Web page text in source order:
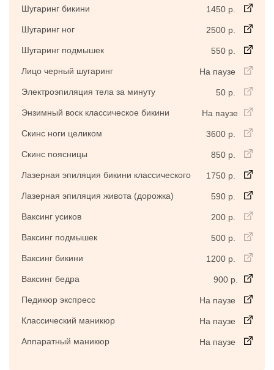
Шугаринг бикини 1450 р.
Шугаринг ног 2500 р.
Шугаринг подмышек 550 р.
Лицо черный шугаринг На паузе
Электроэпиляция тела за минуту 50 р.
Энзимный воск классическое бикини На паузе
Скинс ноги целиком 3600 р.
Скинс поясницы 850 р.
Лазерная эпиляция бикини классического 1750 р.
Лазерная эпиляция живота (дорожка) 590 р.
Ваксинг усиков 200 р.
Ваксинг подмышек 500 р.
Ваксинг бикини 1200 р.
Ваксинг бедра 900 р.
Педикюр экспресс На паузе
Классический маникюр На паузе
Аппаратный маникюр На паузе